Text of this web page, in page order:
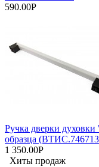
590.00Р
Ручка дверки
образца
1 350.00Р
Хиты продаж